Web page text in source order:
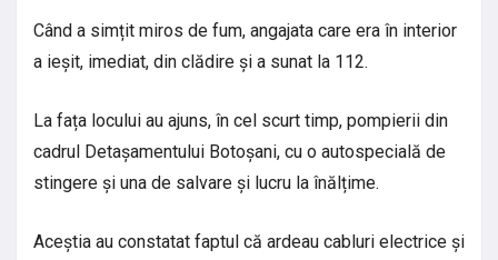
Când a simțit miros de fum, angajata care era în interior
a ieșit, imediat, din clădire și a sunat la 112.
La fața locului au ajuns, în cel scurt timp, pompierii din
cadrul Detașamentului Botoșani, cu o autospecială de
stingere și una de salvare și lucru la înălțime.
Aceștia au constatat faptul că ardeau cabluri electrice și